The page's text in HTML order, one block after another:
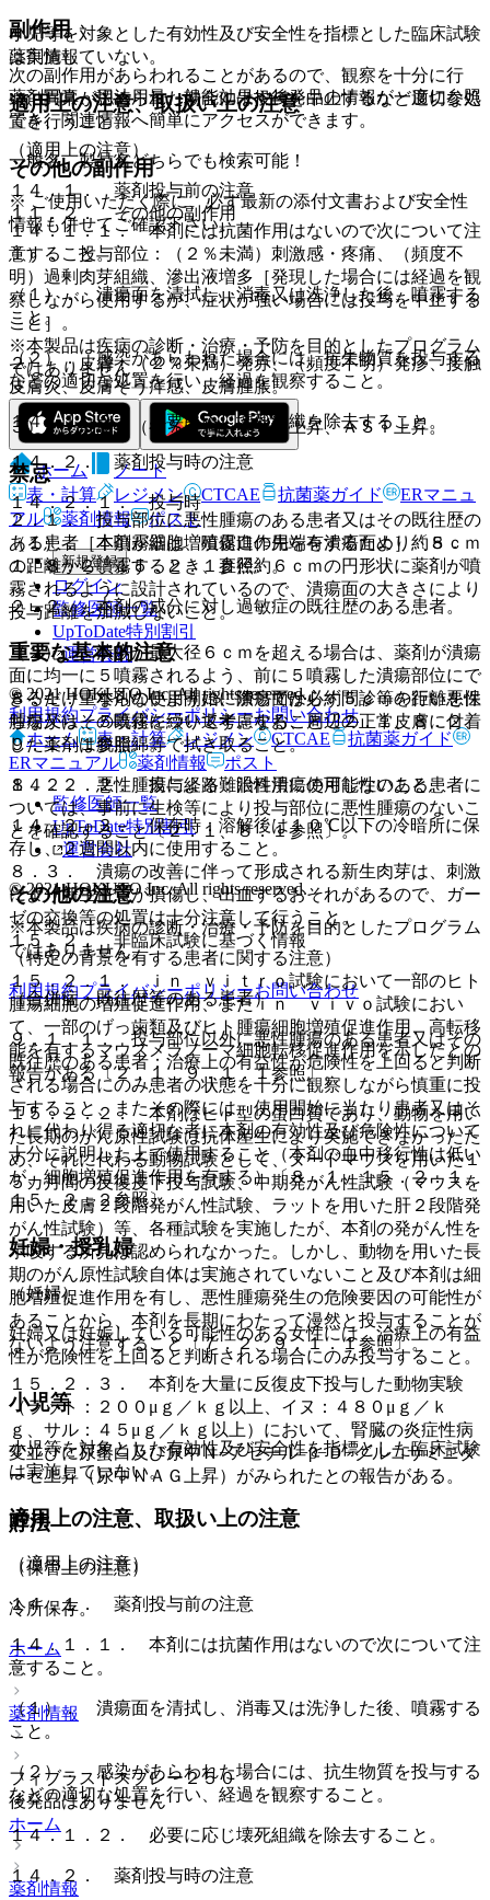
小児等を対象とした有効性及び安全性を指標とした臨床試験
は実施していない。
適用上の注意、取扱い上の注意
（適用上の注意）
１４．１． 薬剤投与前の注意
１４．１．１． 本剤には抗菌作用はないので次について注
意すること。
（１）． 潰瘍面を清拭し、消毒又は洗浄した後、噴霧する
こと。
（２）． 感染があらわれた場合には、抗生物質を投与する
などの適切な処置を行い、経過を観察すること。
１４．１．２． 必要に応じ壊死組織を除去すること。
１４．２． 薬剤投与時の注意
１４．２．１． 投与時
（１）． 本噴霧器は、噴霧口の先端を潰瘍面より約５ｃｍ
の距離から噴霧するとき、直径約６ｃｍの円形状に薬剤が噴
霧されるように設計されているので、潰瘍面の大きさにより
投与距離を加減しないこと。
（２）． 潰瘍が最大径６ｃｍを超える場合は、薬剤が潰瘍
面に均一に５噴霧されるよう、前に５噴霧した潰瘍部位にで
きるだけ重ならないように、潰瘍面から約５ｃｍの距離を保
ちながら、５噴霧を繰り返す。なお、周辺の正常皮膚に付着
した薬剤は脱脂綿等で拭き取ること。
１４．２．２． 投与経路：眼科用に使用しないこと。
１４．２．３． 保存時：溶解後は１０℃以下の冷暗所に保
存し、２週間以内に使用すること。
その他の注意
１５．２． 非臨床試験に基づく情報
１５．２．１． ｉｎ ｖｉｔｒｏ試験において一部のヒト
腫瘍細胞の増殖促進作用、またｉｎ ｖｉｖｏ試験におい
て、一部のげっ歯類及びヒト腫瘍細胞増殖促進作用、高転移
能を有するマウスメラノーマ細胞転移促進作用を示したとの
報告がある〔２．１、９．１．１参照〕。
１５．２．２． 本剤はヒト型の蛋白質であり、動物を用い
た長期のがん原性試験は抗体産生により実施できなかったた
め、それに代わる動物試験として、ヌードマウスを用いた１
５カ月間の反復皮下投与試験、中期発がん性試験（マウスを
用いた皮膚２段階発がん性試験、ラットを用いた肝２段階発
がん性試験）等、各種試験を実施したが、本剤の発がん性を
示唆する所見は認められなかった。しかし、動物を用いた長
期のがん原性試験自体は実施されていないこと及び本剤は細
胞増殖促進作用を有し、悪性腫瘍発生の危険要因の可能性が
あることから、本剤を長期にわたって漫然と投与することが
ないよう注意すること〔７．２、９．１．１参照〕。
１５．２．３． 本剤を大量に反復皮下投与した動物実験
（ラット：２００μｇ／ｋｇ以上、イヌ：４８０μｇ／ｋ
ｇ、サル：４５μｇ／ｋｇ以上）において、腎臓の炎症性病
変並びに尿蛋白及び尿中Ｎ−アセチル−β−Ｄ−グルコサミニダ
ーゼ上昇（尿中ＮＡＧ上昇）がみられたとの報告がある。
貯法
（保管上の注意）
冷所保存。
ホーム
薬剤情報
フィブラストスプレー２５０
後発品はありません
ホーム
薬剤情報
副作用
次の副作用があらわれることがあるので、観察を十分に行
い、異常が認められた場合には投与を中止するなど適切な処
置を行うこと。
その他の副作用
１１．２． その他の副作用
１）． 投与部位：（２％未満）刺激感・疼痛、（頻度不
明）過剰肉芽組織、滲出液増多［発現した場合には経過を観
察しながら使用するが、症状が強い場合には投与を中止する
こと］。
２）． 皮膚：（２％未満）発赤、（頻度不明）発疹、接触
皮膚炎、皮膚そう痒感、皮膚腫脹。
３）． 肝臓：（２％未満）ＡＬＴ上昇、ＡＳＴ上昇。
禁忌
２．１． 投与部位に悪性腫瘍のある患者又はその既往歴の
ある患者［本剤が細胞増殖促進作用を有するため］〔８．
１、８．２、１５．２．１参照〕。
２．２． 本剤の成分に対し過敏症の既往歴のある患者。
重要な基本的注意
８．１． 本剤の使用開始に際しては必ず問診等を行い悪性
腫瘍又はその既往について考慮すること〔２．１、８．２、
９．１．１参照〕。
８．２． 悪性腫瘍による難治性潰瘍の可能性のある患者に
ついては、事前に生検等により投与部位に悪性腫瘍のないこ
とを確認すること〔２．１、８．１参照〕。
８．３． 潰瘍の改善に伴って形成される新生肉芽は、刺激
により新生血管が損傷し、出血するおそれがあるので、ガー
ゼの交換等の処置は十分注意して行うこと。
（特定の背景を有する患者に関する注意）
（合併症・既往歴等のある患者）
９．１．１． 投与部位以外に悪性腫瘍のある患者又はその
既往歴のある患者：治療上の有益性が危険性を上回ると判断
される場合にのみ患者の状態を十分に観察しながら慎重に投
与すること、またその際には、使用開始に当たり患者又はそ
れに代わり得る適切な者に本剤の有効性及び危険性について
十分に説明した上で使用すること（本剤の血中移行性は低い
が、細胞増殖促進作用を有する）〔８．１、１５．２．１、
１５．２．２参照〕。
妊婦・授乳婦
（妊婦）
妊婦又は妊娠している可能性のある女性には、治療上の有益
性が危険性を上回ると判断される場合にのみ投与すること。
小児等
小児等を対象とした有効性及び安全性を指標とした臨床試験
は実施していない。
適用上の注意、取扱い上の注意
（適用上の注意）
１４．１． 薬剤投与前の注意
１４．１．１． 本剤には抗菌作用はないので次について注
意すること。
（１）． 潰瘍面を清拭し、消毒又は洗浄した後、噴霧する
こと。
（２）． 感染があらわれた場合には、抗生物質を投与する
などの適切な処置を行い、経過を観察すること。
１４．１．２． 必要に応じ壊死組織を除去すること。
１４．２． 薬剤投与時の注意
薬剤情報
薬剤写真、用法用量、効能効果や後発品の情報が一度に参照
でき、関連情報へ簡単にアクセスができます。
一般名、製品名どちらでも検索可能！
※ ご使用いただく際に、必ず最新の添付文書および安全性
情報も併せてご確認下さい。
※本製品は疾病の診断・治療・予防を目的としたプログラム
ではありません。
ホーム
ノート
表・計算
レジメン CTCAE 抗菌薬ガイド
ERマニュ
アル
薬剤情報 ポスト
新規登録
ログイン
監修医師一覧
UpToDate特別割引
運営会社
© 2021 HOKUTO Inc. All rights reserved.
利用規約プライバシーポリシーお問い合わせ
ホーム
表・計算 レジメン CTCAE
抗菌薬ガイド
ERマニュアル
薬剤情報 ポスト
監修医師一覧
UpToDate特別割引
運営会社
© 2021 HOKUTO Inc. All rights reserved.
※本製品は疾病の診断・治療・予防を目的としたプログラム
ではありません。
利用規約プライバシーポリシーお問い合わせ